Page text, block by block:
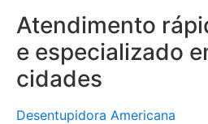
Atendimento
e especializado
cidades
Desentupidora Americana